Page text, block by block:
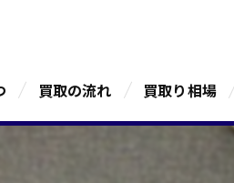
買取の流れ 買取り相場